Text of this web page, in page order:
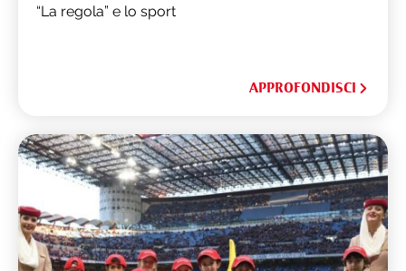
“La regola” e lo sport
APPROFONDISCI